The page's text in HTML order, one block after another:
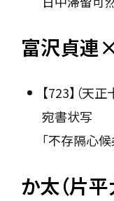
富沢貞連
【723】（
宛書状写
「不存隔心
か太（片